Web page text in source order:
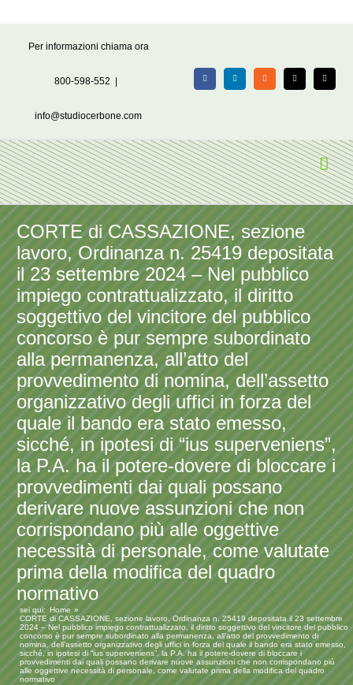
Per informazioni chiama ora
800-598-552
info@studiocerbone.com
FacebookLinkedIn Rss X Email
CORTE di CASSAZIONE, sezione
lavoro, Ordinanza n. 25419 depositata
il 23 settembre 2024 – Nel pubblico
impiego contrattualizzato, il diritto
soggettivo del vincitore del pubblico
concorso è pur sempre subordinato
alla permanenza, all’atto del
provvedimento di nomina, dell’assetto
organizzativo degli uffici in forza del
quale il bando era stato emesso,
sicché, in ipotesi di “ius superveniens”,
la P.A. ha il potere-dovere di bloccare i
provvedimenti dai quali possano
derivare nuove assunzioni che non
corrispondano più alle oggettive
necessità di personale, come valutate
prima della modifica del quadro
normativo
sei qui:
Home
CORTE di CASSAZIONE, sezione lavoro, Ordinanza n. 25419 depositata il 23 settembre
2024 – Nel pubblico impiego contrattualizzato, il diritto soggettivo del vincitore del pubblico
concorso è pur sempre subordinato alla permanenza, all’atto del provvedimento di
nomina, dell’assetto organizzativo degli uffici in forza del quale il bando era stato emesso,
sicché, in ipotesi di “ius superveniens”, la P.A. ha il potere-dovere di bloccare i
provvedimenti dai quali possano derivare nuove assunzioni che non corrispondano più
alle oggettive necessità di personale, come valutate prima della modifica del quadro
normativo